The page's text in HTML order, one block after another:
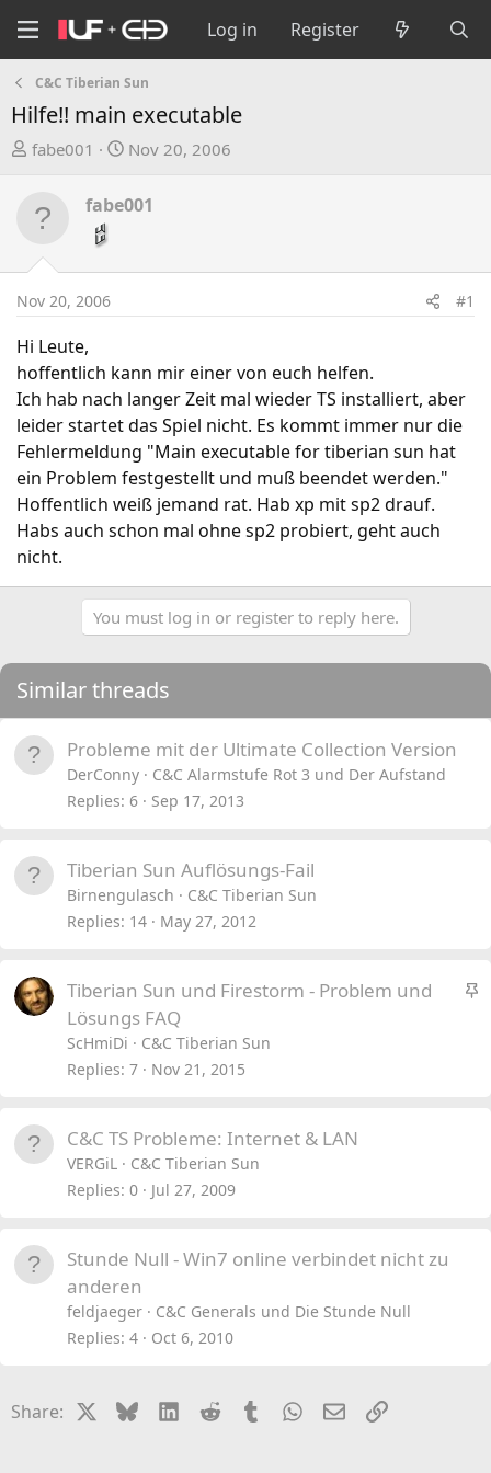
Log in Register
C&C Tiberian Sun
Hilfe!! main executable
T
e
d
t
a
r
t
e
r
fabe001
S
a
d
t
Nov 20, 2006
fabe001
Nov 20, 2006 #1
Hi Leute,
hoffentlich kann mir einer von euch helfen.
Ich hab nach langer Zeit mal wieder TS installiert, aber
leider startet das Spiel nicht. Es kommt immer nur die
Fehlermeldung "Main executable for tiberian sun hat
ein Problem festgestellt und muß beendet werden."
Hoffentlich weiß jemand rat. Hab xp mit sp2 drauf.
Habs auch schon mal ohne sp2 probiert, geht auch
nicht.
You must log in or register to reply here.
Similar threads
Probleme mit der Ultimate Collection Version
DerConny
C&C Alarmstufe Rot 3 und Der Aufstand
Replies 6 Sep 17, 2013
Tiberian Sun Auflösungs-Fail
Birnengulasch
C&C Tiberian Sun
Replies 14 May 27, 2012
S
Tiberian Sun und Firestorm - Problem und
Lösungs FAQ
ScHmiDi
C&C Tiberian Sun
Replies 7 Nov 21, 2015
C&C TS Probleme: Internet & LAN
VERGiL
C&C Tiberian Sun
Replies 0 Jul 27, 2009
Stunde Null - Win7 online verbindet nicht zu
anderen
feldjaeger
C&C Generals und Die Stunde Null
Replies 4 Oct 6, 2010
Share: BlueskyLinkedIn
Reddit TumblrWhatsApp
EmailLink